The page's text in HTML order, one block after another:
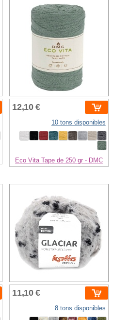
12,10 €
10 tons disponibles
Eco Vita Tape de 250 gr - DMC
11,10 €
8 tons disponibles